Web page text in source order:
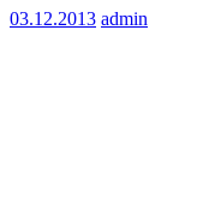
03.12.2013 admin